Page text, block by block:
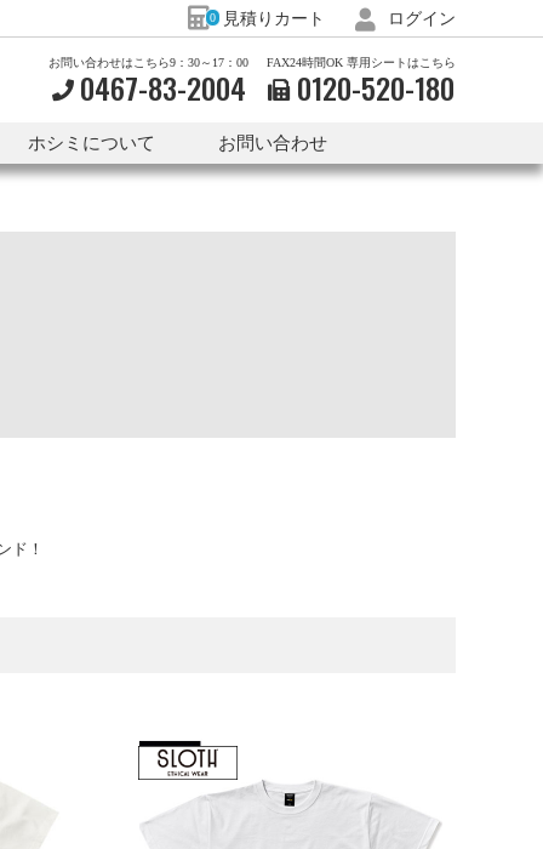
0 見積りカート ログイン
お問い合わせはこちら9：30～17：00
0467-83-2004
FAX24時間OK 専用シートはこちら
0120-520-180
ホシミについて お問い合わせ
ド！